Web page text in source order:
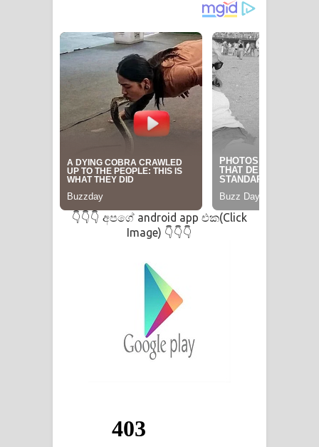
👇👇👇 අපගේ android app එක(Click
Image) 👇👇👇